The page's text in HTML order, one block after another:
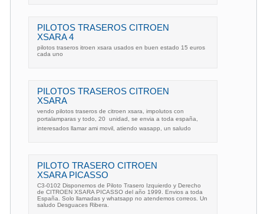
PILOTOS TRASEROS CITROEN
XSARA 4
pilotos traseros itroen xsara usados en buen estado 15 euros
cada uno
PILOTOS TRASEROS CITROEN
XSARA
vendo pilotos traseros de citroen xsara, impolutos con
portalamparas y todo, 20  unidad, se envia a toda españa,
interesados llamar ami movil, atiendo wasapp, un saludo
PILOTO TRASERO CITROEN
XSARA PICASSO
C3-0102 Disponemos de Piloto Trasero Izquierdo y Derecho
de CITROEN XSARA PICASSO del año 1999. Envios a toda
España. Solo llamadas y whatsapp no atendemos correos. Un
saludo Desguaces Ribera.